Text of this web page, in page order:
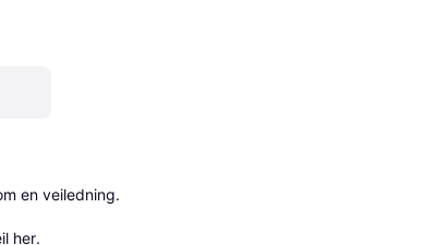
en veiledning.
her.